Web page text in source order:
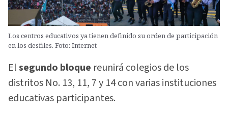
Los centros educativos ya tienen definido su orden de participación
en los desfiles. Foto: Internet
Elsegundo bloque reunirá colegios de los
distritos No. 13, 11, 7 y 14 con varias instituciones
educativas participantes.